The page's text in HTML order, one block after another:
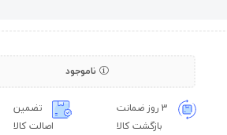
ناموجود
3 روز ضمانت
بازگشت کالا
تضمین
اصالت کالا